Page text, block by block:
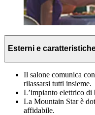
Esterni e
Il salone comunica
rilassarsi tutti insieme.
L’impianto elettrico
La Mountain Star è
affidabile.